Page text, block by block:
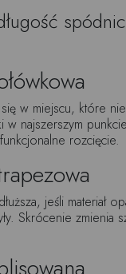
w miejscu, które
w najszerszym
rozcięcie.
jeśli materiał
Skrócenie zmienia